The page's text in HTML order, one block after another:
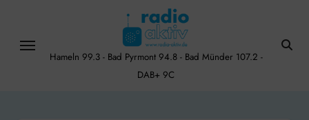
content
Hameln 99.3 - Bad Pyrmont 94.8 - Bad Münder 107.2 -
DAB+ 9C